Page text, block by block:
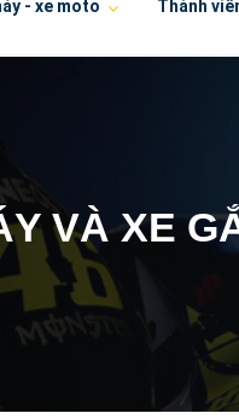
- xe moto Thành
VÀ XE